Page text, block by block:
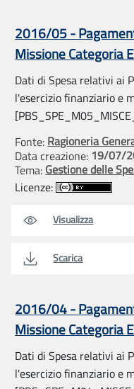
2016/05 -
Missione Categoria
Dati di Spesa relativi ai
l'esercizio finanziario e
Fonte: Ragioneria
Data creazione: 19/07/
Tema: Gestione delle
Licenze:
Visualizza
Scarica
2016/04 -
Missione Categoria
Dati di Spesa relativi ai
l'esercizio finanziario e